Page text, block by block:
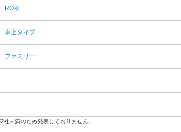
RO水
卓上タイプ
ファミリー
未満のため発表しておりません。